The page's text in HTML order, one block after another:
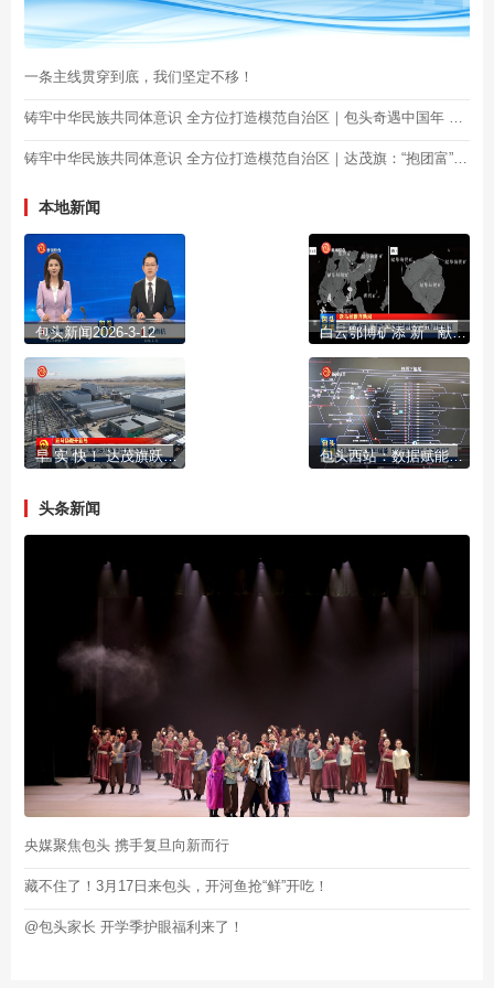
一条主线贯穿到底，我们坚定不移！
本地新闻
包头新闻2026-3-12 白云鄂博矿添“新” “献华镧铌矿”获国际认证
早 实 快！ 达茂旗跃马争先冲刺“开门红” 包头西站：数据赋能 跑出运输组织“加速度”
头条新闻
央媒聚焦包头 携手复旦向新而行
藏不住了！3月17日来包头，开河鱼抢“鲜”开吃！
@包头家长 开学季护眼福利来了！